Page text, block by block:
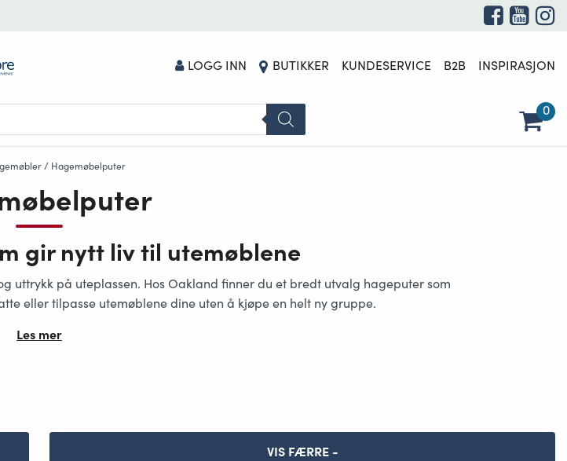
LOGG INN BUTIKKER KUNDESERVICE B2B INSPIRASJON
0
/ Hagemøbelputer
gir nytt liv til utemøblene
uttrykk på uteplassen. Hos Oakland finner du et bredt utvalg hageputer som
eller tilpasse utemøblene dine uten å kjøpe en helt ny gruppe.
Les mer
VIS FÆRRE -